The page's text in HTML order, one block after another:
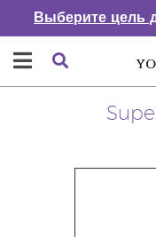
Выберите цель